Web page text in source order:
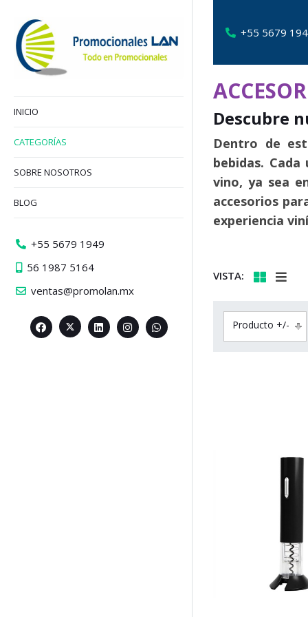
+55 5679
Descubre
Dentro de
bebidas.
vino, ya sea
accesorios
experiencia
VISTA:
Producto +/-
INICIO
CATEGORÍAS
SOBRE NOSOTROS
BLOG
+55 5679 1949
56 1987 5164
ventas@promolan.mx